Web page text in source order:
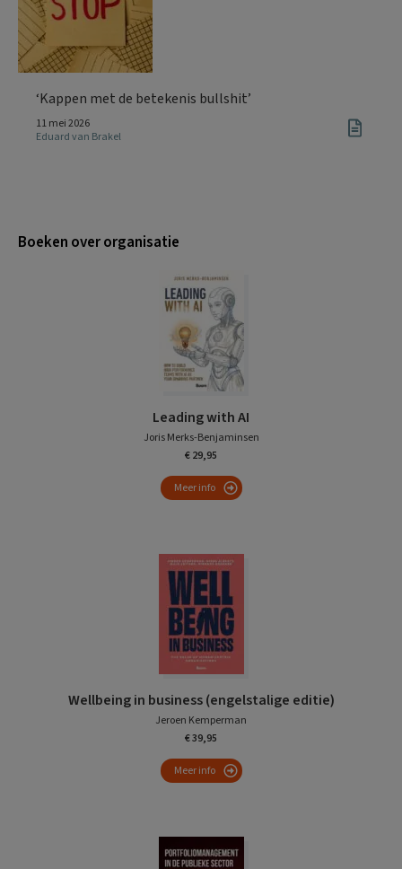
‘Kappen met de betekenis bullshit’
11 mei 2026
Eduard van Brakel
Boeken over organisatie
Leading with AI
Joris Merks-Benjaminsen
€ 29,95
Meer info
Wellbeing in business (engelstalige editie)
Jeroen Kemperman
€ 39,95
Meer info